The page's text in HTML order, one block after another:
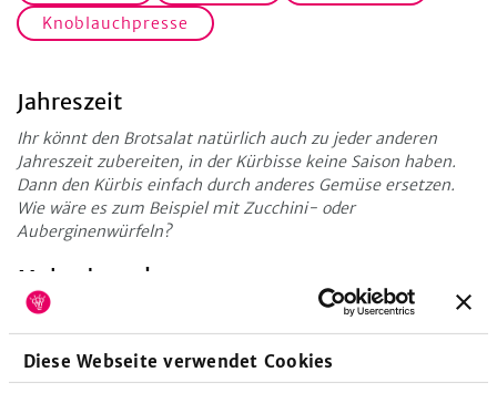
Diese Webseite verwendet Cookies
Knoblauchpresse
Jahreszeit
Ihr könnt den Brotsalat natürlich auch zu jeder anderen
Jahreszeit zubereiten, in der Kürbisse keine Saison haben.
Dann den Kürbis einfach durch anderes Gemüse ersetzen.
Wie wäre es zum Beispiel mit Zucchini- oder
Auberginenwürfeln?
Mehr davon!
Mehr leckere Rezepte rund um Kürbis findest du in der
RezeptsammlungKürbisrezepte – alles ist orange!
Wissenshunger